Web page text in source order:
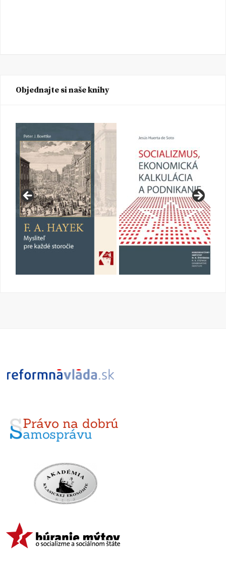
Objednajte si naše knihy